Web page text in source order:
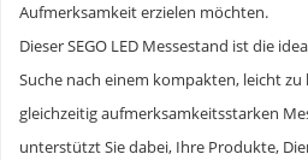
Aufmerksamkeit erzielen möchten.
Dieser SEGO LED Messestand ist die
Suche nach einem kompakten, leicht
gleichzeitig aufmerksamkeitsstarken
unterstützt Sie dabei, Ihre Produkte,